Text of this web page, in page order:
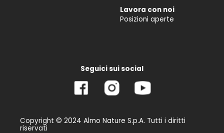
Lavora con noi
Posizioni aperte
Seguici sui social
Copyright © 2024 Almo Nature S.p.A. Tutti i diritti
riservati